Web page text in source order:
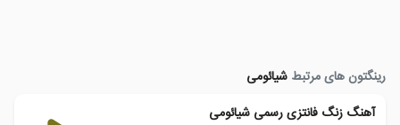
رینگتون های مرتبط شیائومی
آهنگ زنگ فانتزی رسمی شیائومی